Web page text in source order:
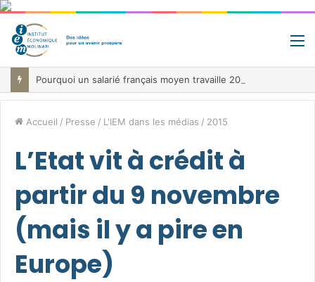
Accueil / Presse / L'IEM dans les médias / 2015
L’Etat vit à crédit à
partir du 9 novembre
(mais il y a pire en
Europe)